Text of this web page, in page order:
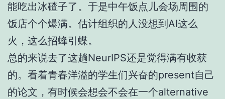
能吃出冰碴子了。于是中午饭点儿会场周围的
饭店个个爆满。估计组织的人没想到AI这么
火，这么招蜂引蝶。
总的来说去了这趟NeurIPS还是觉得满有收获
的。看着青春洋溢的学生们兴奋的present自己
的论文，有时候会想会不会在一个alternative